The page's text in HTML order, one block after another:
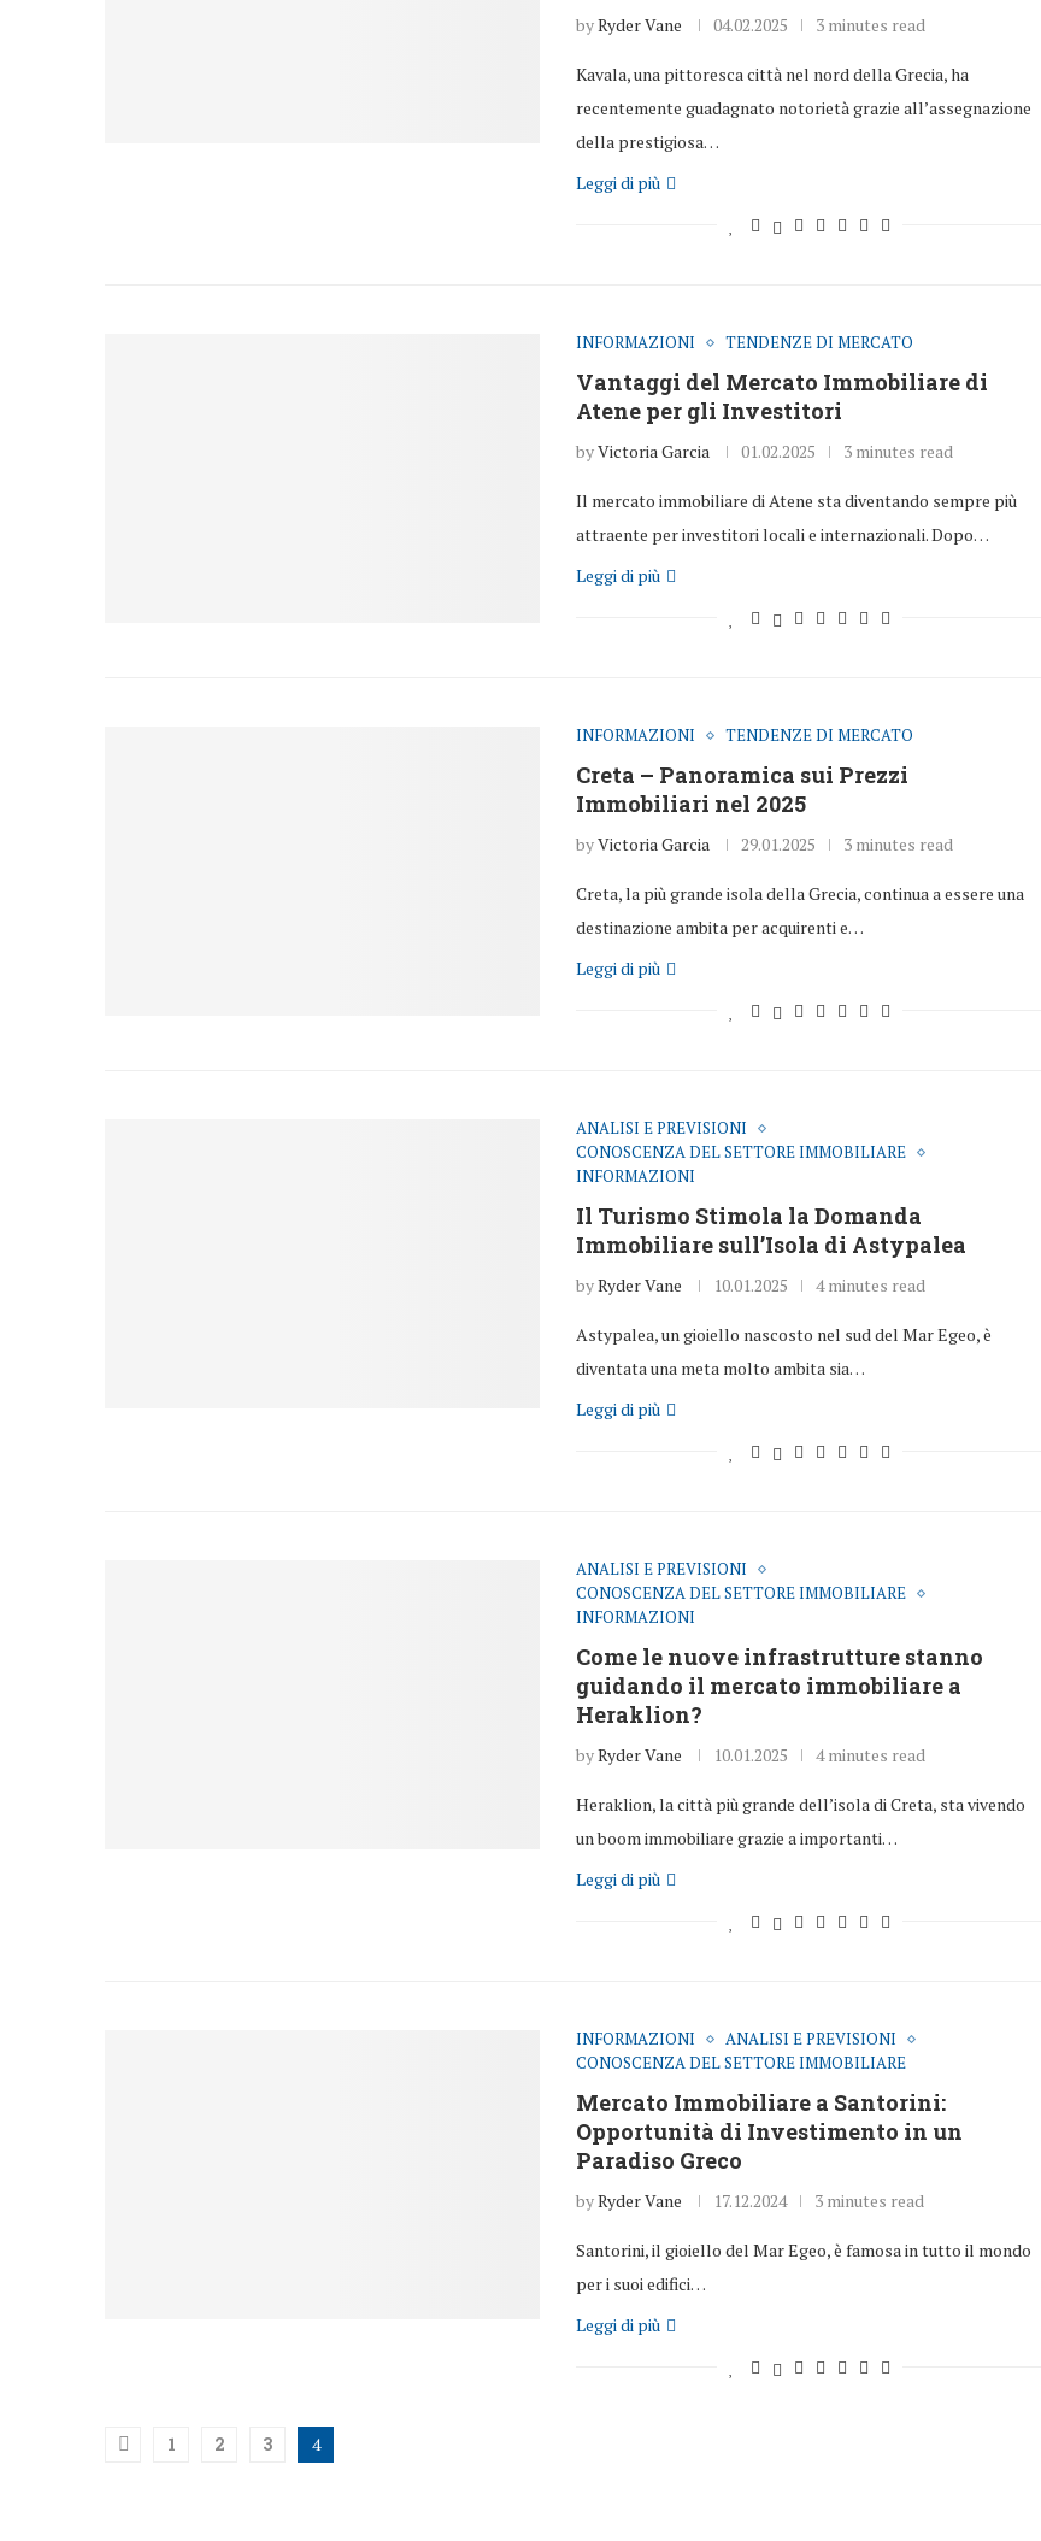
byRyder Vane 04.02.2025 3 minutes read
Kavala, una pittoresca città nel nord della Grecia, ha
recentemente guadagnato notorietà grazie all’assegnazione
della prestigiosa…
Leggi di più
INFORMAZIONI TENDENZE DI MERCATO
Vantaggi del Mercato Immobiliare di
Atene per gli Investitori
byVictoria Garcia 01.02.2025 3 minutes read
Il mercato immobiliare di Atene sta diventando sempre più
attraente per investitori locali e internazionali. Dopo…
Leggi di più
INFORMAZIONI TENDENZE DI MERCATO
Creta – Panoramica sui Prezzi
Immobiliari nel 2025
byVictoria Garcia 29.01.2025 3 minutes read
Creta, la più grande isola della Grecia, continua a essere una
destinazione ambita per acquirenti e…
Leggi di più
ANALISI E PREVISIONI
CONOSCENZA DEL SETTORE IMMOBILIARE
INFORMAZIONI
Il Turismo Stimola la Domanda
Immobiliare sull’Isola di Astypalea
byRyder Vane 10.01.2025 4 minutes read
Astypalea, un gioiello nascosto nel sud del Mar Egeo, è
diventata una meta molto ambita sia…
Leggi di più
ANALISI E PREVISIONI
CONOSCENZA DEL SETTORE IMMOBILIARE
INFORMAZIONI
Come le nuove infrastrutture stanno
guidando il mercato immobiliare a
Heraklion?
byRyder Vane 10.01.2025 4 minutes read
Heraklion, la città più grande dell’isola di Creta, sta vivendo
un boom immobiliare grazie a importanti…
Leggi di più
INFORMAZIONI
ANALISI E PREVISIONI
CONOSCENZA DEL SETTORE IMMOBILIARE
Mercato Immobiliare a Santorini:
Opportunità di Investimento in un
Paradiso Greco
byRyder Vane 17.12.2024 3 minutes read
Santorini, il gioiello del Mar Egeo, è famosa in tutto il mondo
per i suoi edifici…
Leggi di più
1 2 3 4